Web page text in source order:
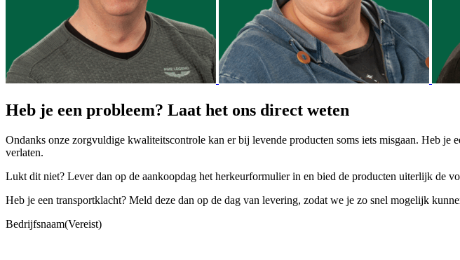
Heb je een probleem? Laat het ons direct weten
Ondanks onze zorgvuldige kwaliteitscontrole kan er bij levende producten soms iets misgaan. Heb
verlaten.
Lukt dit niet? Lever dan op de aankoopdag het herkeurformulier in en bied de producten uiterlijk de
Heb je een transportklacht? Meld deze dan op de dag van levering, zodat we je zo snel mogelijk
Bedrijfsnaam(Vereist)